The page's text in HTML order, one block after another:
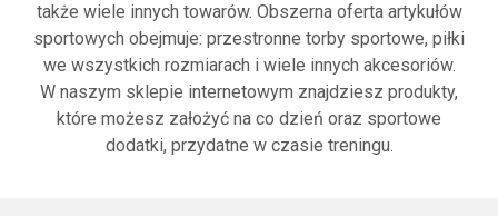
także wiele innych towarów. Obszerna oferta artykułów
sportowych obejmuje: przestronne torby sportowe, piłki
we wszystkich rozmiarach i wiele innych akcesoriów.
W naszym sklepie internetowym znajdziesz produkty,
które możesz założyć na co dzień oraz sportowe
dodatki, przydatne w czasie treningu.